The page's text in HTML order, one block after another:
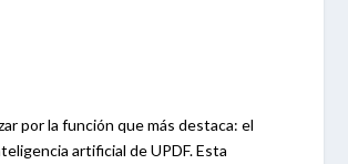
por la función que más destaca: el
artificial de UPDF. Esta